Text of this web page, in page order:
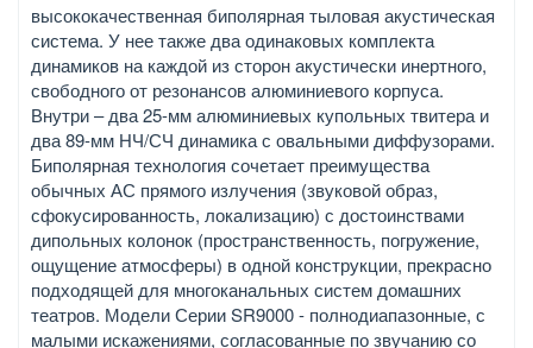
высококачественная биполярная тыловая акустическая
система. У нее также два одинаковых комплекта
динамиков на каждой из сторон акустически инертного,
свободного от резонансов алюминиевого корпуса.
Внутри – два 25-мм алюминиевых купольных твитера и
два 89-мм НЧ/СЧ динамика с овальными диффузорами.
Биполярная технология сочетает преимущества
обычных АС прямого излучения (звуковой образ,
сфокусированность, локализацию) с достоинствами
дипольных колонок (пространственность, погружение,
ощущение атмосферы) в одной конструкции, прекрасно
подходящей для многоканальных систем домашних
театров. Модели Серии SR9000 - полнодиапазонные, с
малыми искажениями, согласованные по звучанию со